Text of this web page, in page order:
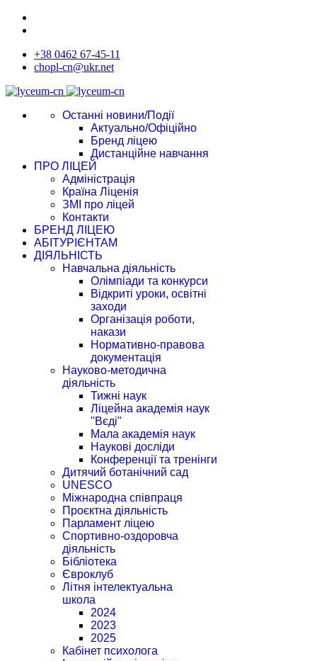
+38 0462 67-45-11
chopl-cn@ukr.net
Останні новини/Події
Актуально/Офіційно
Бренд ліцею
Дистанційне навчання
ПРО ЛІЦЕЙ
Адміністрація
Країна Ліценія
ЗМІ про ліцей
Контакти
БРЕНД ЛІЦЕЮ
АБІТУРІЄНТАМ
ДІЯЛЬНІСТЬ
Навчальна діяльність
Олімпіади та конкурси
Відкриті уроки, освітні
заходи
Організація роботи,
накази
Нормативно-правова
документація
Науково-методична
діяльність
Тижні наук
Ліцейна академія наук
"Вєді"
Мала академія наук
Наукові досліди
Конференції та тренінги
Дитячий ботанічний сад
UNESCO
Міжнародна співпраця
Проєктна діяльність
Парламент ліцею
Спортивно-оздоровча
діяльність
Бібліотека
Євроклуб
Літня інтелектуальна
школа
2024
2023
2025
Кабінет психолога